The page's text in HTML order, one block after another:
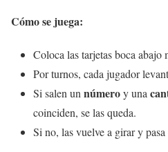
Cómo se juega:
Coloca las tarjetas boca abajo
Por turnos, cada jugador
Si salen unnúmeroy una
coinciden, se las queda.
Si no, las vuelve a girar y